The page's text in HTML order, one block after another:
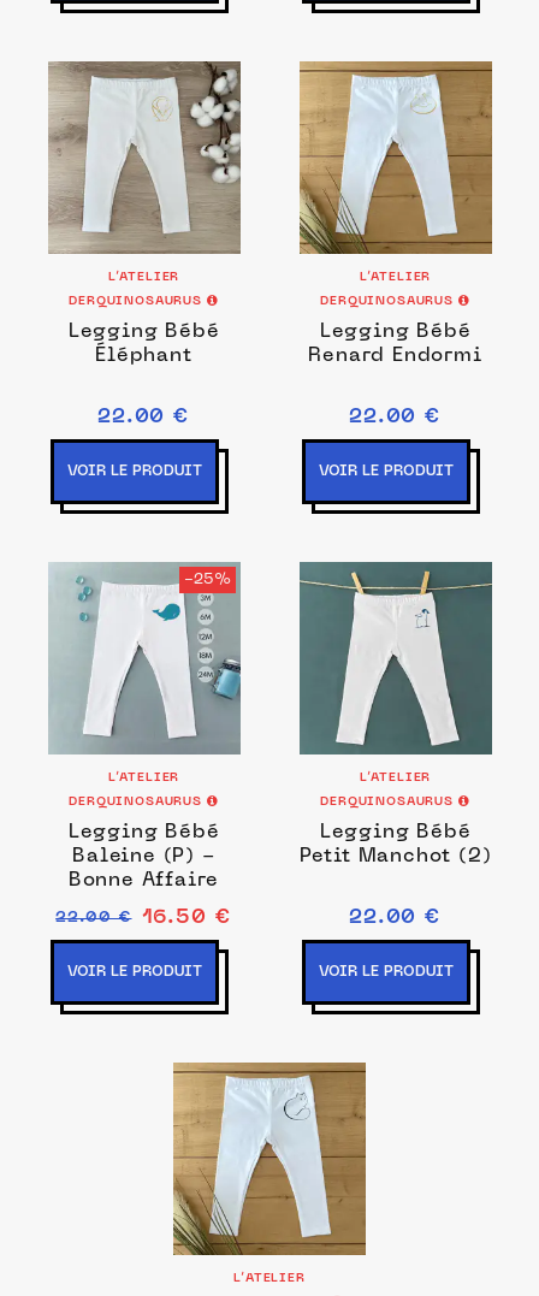
L’ATELIER
DERQUINOSAURUS
Legging Bébé
Éléphant
22.00 €
VOIR LE PRODUIT
L’ATELIER
DERQUINOSAURUS
Legging Bébé
Renard Endormi
22.00 €
VOIR LE PRODUIT
-25%
L’ATELIER
DERQUINOSAURUS
Legging Bébé
Baleine (P) -
Bonne Affaire
22.00 € 16.50 €
VOIR LE PRODUIT
L’ATELIER
DERQUINOSAURUS
Legging Bébé
Petit Manchot (2)
22.00 €
VOIR LE PRODUIT
L’ATELIER